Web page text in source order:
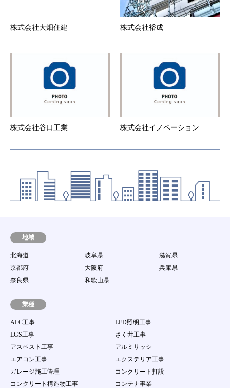
本サービスの会員資格は一法人又は一個人専属の
３．退会した会員の会員情報、当会社が当該会員の退
第7条 当社からの通知
当社は、本サービスのウェブサイト上での掲示や
電子メールの送付、その他当社が適当と判断する
方法により、会員に対し、随時必要な事項を通知
します。また、会員は本サービスウェブサイトに
知を受けることを承諾したものとします。当社か
らの電子メールによる通知を解除する場合は、ウ
ェブサイト上で行った場合はウェブサイト上に掲
示した時点で、また電子メールで行った場合は電
子メールを発送した時点より効力を発するものと
します。
（パソコン等の端末機器、ソフトウェア及び通信回
ないとともに、接続環境整備のための助言、サポー
ト行為を行う責任を持たないものとします。
第9条 譲渡禁止
させたり、売買、名義変更、質権の設定その他の担
保に供する等の行為はできないものとします。
第10条 ユーザーID及びパスワードの管理
１．会員は、自己のID及び会員自身で登録するパス
ワードの使用および管理について一切の責任を持
つものとします。
ワードを第三者に利用させたり、貸与、譲渡、名
義変更、売買等をしてはならない。
株式会社大畑住建 株式会社裕成
株式会社谷口工業 株式会社イノベーション
地域
北海道 岐阜県
滋賀県
京都府
大阪府
兵庫県
奈良県
和歌山県
業種
ALC工事
LED照明工事
LGS工事
さく井工事
アスベスト工事
アルミサッシ
エアコン工事
エクステリア工事
ガレージ施工管理
コンクリート打設
コンクリート構造物工事
コンテナ事業